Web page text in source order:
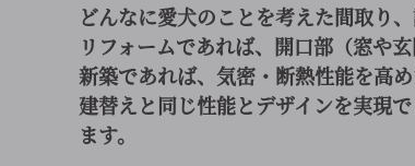
どんなに愛犬のことを考えた間取り
リフォームであれば、開口部（窓や
新築であれば、気密・断熱性能を高
建替えと同じ性能とデザインを実現
ます。